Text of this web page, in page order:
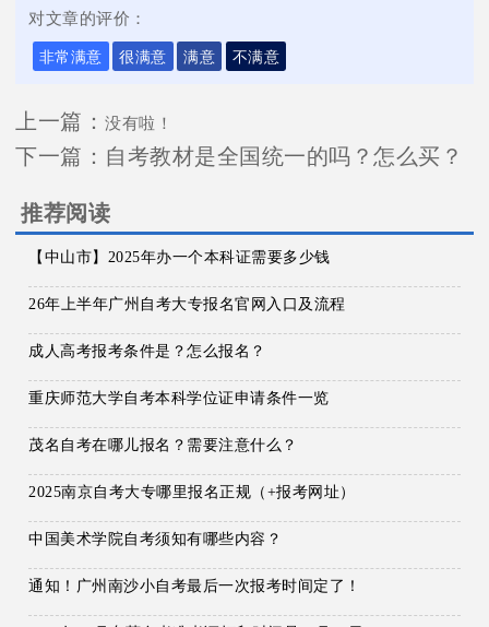
对文章的评价：
非常满意 很满意 满意 不满意
上一篇：没有啦！
下一篇： 自考教材是全国统一的吗？怎么买？
推荐阅读
【中山市】2025年办一个本科证需要多少钱
26年上半年广州自考大专报名官网入口及流程
成人高考报考条件是？怎么报名？
重庆师范大学自考本科学位证申请条件一览
茂名自考在哪儿报名？需要注意什么？
2025南京自考大专哪里报名正规（+报考网址）
中国美术学院自考须知有哪些内容？
通知！广州南沙小自考最后一次报考时间定了！